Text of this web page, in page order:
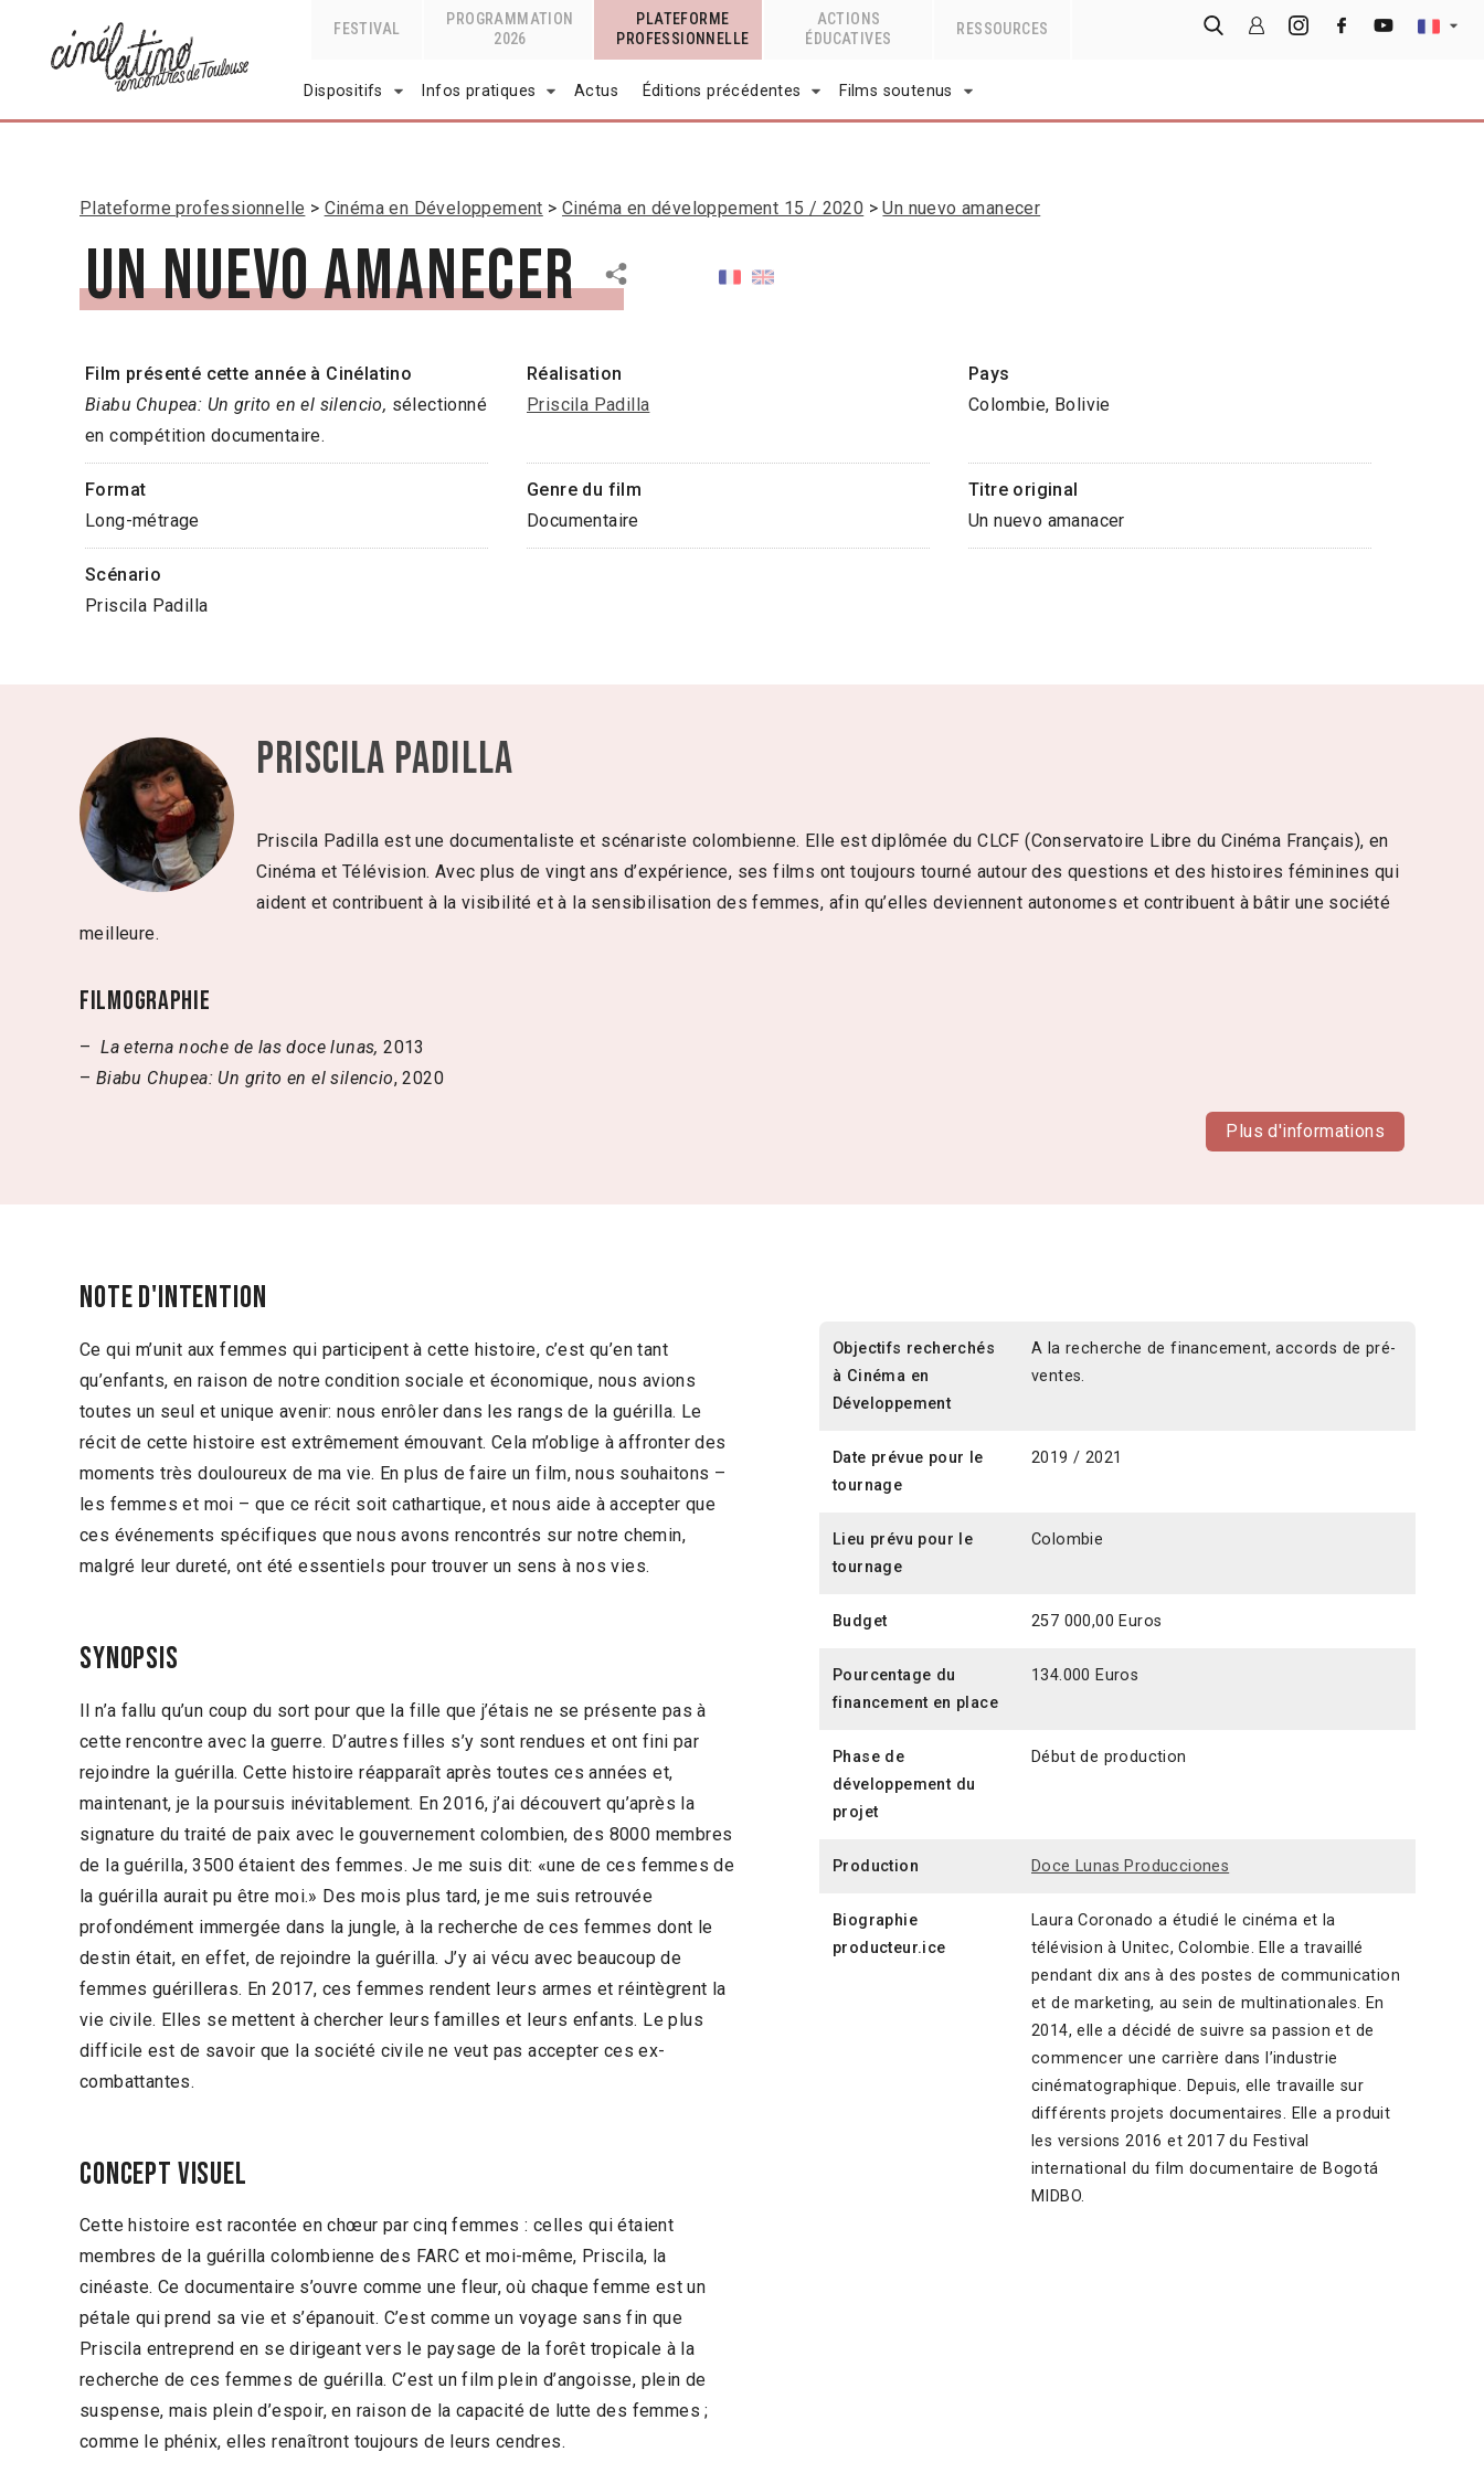
FESTIVAL
PROGRAMMATION
2026
PLATEFORME
PROFESSIONNELLE
ACTIONS
ÉDUCATIVES
RESSOURCES
Dispositifs Infos pratiques Actus Éditions précédentes Films soutenus
Plateforme professionnelle Cinéma en Développement Cinéma en développement 15 / 2020 Un nuevo amanecer
Un nuevo amanecer
Film présenté cette année à Cinélatino
Biabu Chupea: Un grito en el silencio, sélectionné
en compétition documentaire.
Réalisation
Priscila Padilla
Pays
Colombie, Bolivie
Format
Long-métrage
Genre du film
Documentaire
Titre original
Un nuevo amanacer
Scénario
Priscila Padilla
Priscila Padilla
Priscila Padilla est une documentaliste et scénariste colombienne. Elle est diplômée du CLCF (Conservatoire Libre du Cinéma Français), en
Cinéma et Télévision. Avec plus de vingt ans d’expérience, ses films ont toujours tourné autour des questions et des histoires féminines qui
aident et contribuent à la visibilité et à la sensibilisation des femmes, afin qu’elles deviennent autonomes et contribuent à bâtir une société
meilleure.
Filmographie
–La eterna noche de las doce lunas, 2013
– Biabu Chupea: Un grito en el silencio, 2020
Plus d'informations
Note d'intention
Ce qui m’unit aux femmes qui participent à cette histoire, c’est qu’en tant
qu’enfants, en raison de notre condition sociale et économique, nous avions
toutes un seul et unique avenir: nous enrôler dans les rangs de la guérilla. Le
récit de cette histoire est extrêmement émouvant. Cela m’oblige à affronter des
moments très douloureux de ma vie. En plus de faire un film, nous souhaitons –
les femmes et moi – que ce récit soit cathartique, et nous aide à accepter que
ces événements spécifiques que nous avons rencontrés sur notre chemin,
malgré leur dureté, ont été essentiels pour trouver un sens à nos vies.
Synopsis
Il n’a fallu qu’un coup du sort pour que la fille que j’étais ne se présente pas à
cette rencontre avec la guerre. D’autres filles s’y sont rendues et ont fini par
rejoindre la guérilla. Cette histoire réapparaît après toutes ces années et,
maintenant, je la poursuis inévitablement. En 2016, j’ai découvert qu’après la
signature du traité de paix avec le gouvernement colombien, des 8000 membres
de la guérilla, 3500 étaient des femmes. Je me suis dit: «une de ces femmes de
la guérilla aurait pu être moi.» Des mois plus tard, je me suis retrouvée
profondément immergée dans la jungle, à la recherche de ces femmes dont le
destin était, en effet, de rejoindre la guérilla. J’y ai vécu avec beaucoup de
femmes guérilleras. En 2017, ces femmes rendent leurs armes et réintègrent la
vie civile. Elles se mettent à chercher leurs familles et leurs enfants. Le plus
difficile est de savoir que la société civile ne veut pas accepter ces ex-
combattantes.
Concept visuel
Cette histoire est racontée en chœur par cinq femmes : celles qui étaient
membres de la guérilla colombienne des FARC et moi-même, Priscila, la
cinéaste. Ce documentaire s’ouvre comme une fleur, où chaque femme est un
pétale qui prend sa vie et s’épanouit. C’est comme un voyage sans fin que
Priscila entreprend en se dirigeant vers le paysage de la forêt tropicale à la
recherche de ces femmes de guérilla. C’est un film plein d’angoisse, plein de
suspense, mais plein d’espoir, en raison de la capacité de lutte des femmes ;
comme le phénix, elles renaîtront toujours de leurs cendres.
Objectifs recherchés
à Cinéma en
Développement
A la recherche de financement, accords de pré-
ventes.
Date prévue pour le
tournage
2019 / 2021
Lieu prévu pour le
tournage
Colombie
Budget 257 000,00 Euros
Pourcentage du
financement en place
134.000 Euros
Phase de
développement du
projet
Début de production
Production Doce Lunas Producciones
Biographie
producteur.ice
Laura Coronado a étudié le cinéma et la
télévision à Unitec, Colombie. Elle a travaillé
pendant dix ans à des postes de communication
et de marketing, au sein de multinationales. En
2014, elle a décidé de suivre sa passion et de
commencer une carrière dans l’industrie
cinématographique. Depuis, elle travaille sur
différents projets documentaires. Elle a produit
les versions 2016 et 2017 du Festival
international du film documentaire de Bogotá
MIDBO.